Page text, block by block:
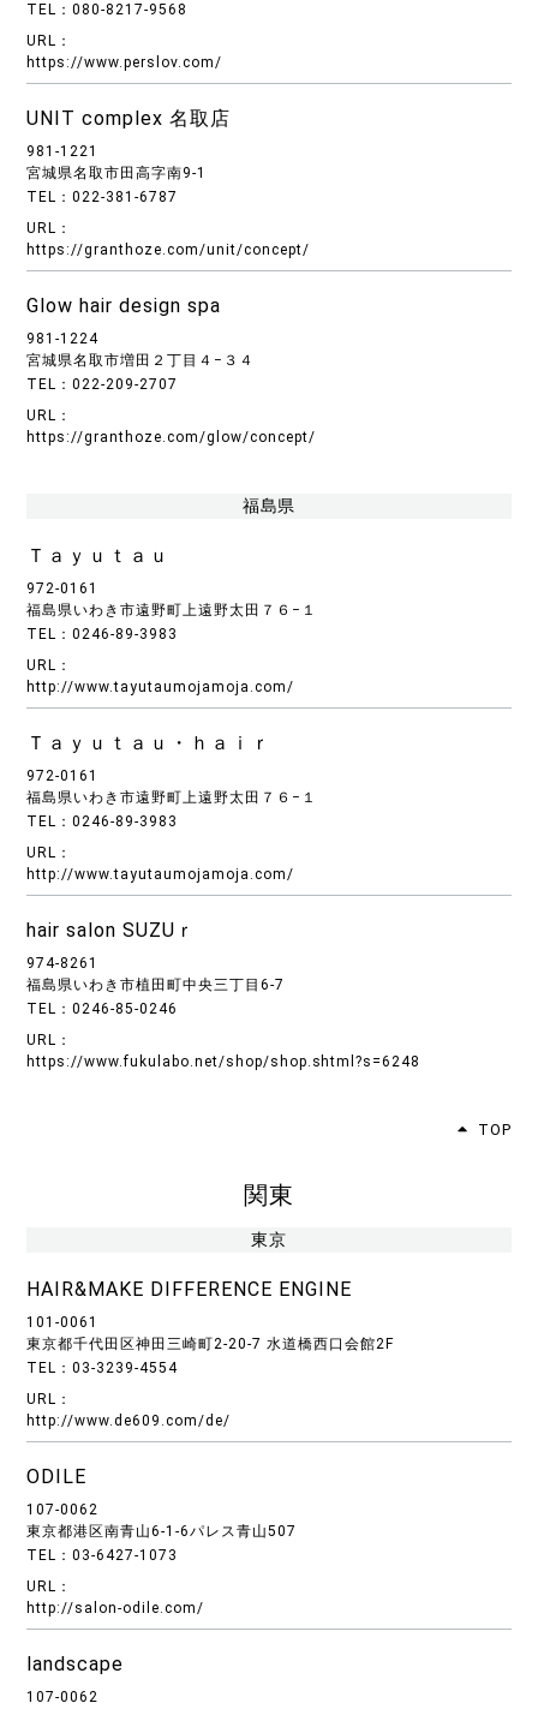
TEL：080-8217-9568
URL：
https://www.perslov.com/
UNIT complex 名取店
981-1221
宮城県名取市田高字南9-1
TEL：022-381-6787
URL：
https://granthoze.com/unit/concept/
Glow hair design spa
981-1224
宮城県名取市増田２丁目４−３４
TEL：022-209-2707
URL：
https://granthoze.com/glow/concept/
福島県
Ｔａｙｕｔａｕ
972-0161
福島県いわき市遠野町上遠野太田７６−１
TEL：0246-89-3983
URL：
http://www.tayutaumojamoja.com/
Ｔａｙｕｔａｕ・ｈａｉｒ
972-0161
福島県いわき市遠野町上遠野太田７６−１
TEL：0246-89-3983
URL：
http://www.tayutaumojamoja.com/
hair salon SUZUｒ
974-8261
福島県いわき市植田町中央三丁目6-7
TEL：0246-85-0246
URL：
https://www.fukulabo.net/shop/shop.shtml?s=6248
TOP
関東
東京
HAIR&MAKE DIFFERENCE ENGINE
101-0061
東京都千代田区神田三崎町2-20-7 水道橋西口会館2F
TEL：03-3239-4554
URL：
http://www.de609.com/de/
ODILE
107-0062
東京都港区南青山6-1-6パレス青山507
TEL：03-6427-1073
URL：
http://salon-odile.com/
landscape
107-0062